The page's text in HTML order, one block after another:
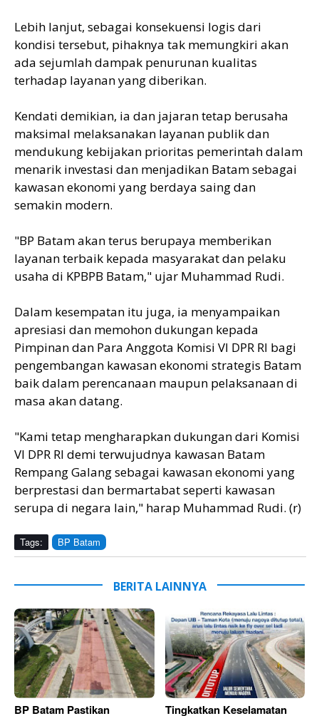
Lebih lanjut, sebagai konsekuensi logis dari
kondisi tersebut, pihaknya tak memungkiri akan
ada sejumlah dampak penurunan kualitas
terhadap layanan yang diberikan.
Kendati demikian, ia dan jajaran tetap berusaha
maksimal melaksanakan layanan publik dan
mendukung kebijakan prioritas pemerintah dalam
menarik investasi dan menjadikan Batam sebagai
kawasan ekonomi yang berdaya saing dan
semakin modern.
"BP Batam akan terus berupaya memberikan
layanan terbaik kepada masyarakat dan pelaku
usaha di KPBPB Batam," ujar Muhammad Rudi.
Dalam kesempatan itu juga, ia menyampaikan
apresiasi dan memohon dukungan kepada
Pimpinan dan Para Anggota Komisi VI DPR RI bagi
pengembangan kawasan ekonomi strategis Batam
baik dalam perencanaan maupun pelaksanaan di
masa akan datang.
"Kami tetap mengharapkan dukungan dari Komisi
VI DPR RI demi terwujudnya kawasan Batam
Rempang Galang sebagai kawasan ekonomi yang
berprestasi dan bermartabat seperti kawasan
serupa di negara lain," harap Muhammad Rudi. (r)
Tags: BP Batam
BERITA LAINNYA
BP Batam Pastikan
Tingkatkan Keselamatan